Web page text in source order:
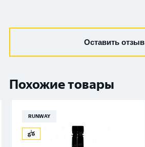
Оставить отзыв
Похожие товары
RUNWAY